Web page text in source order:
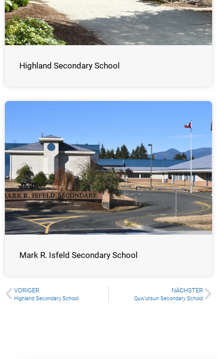
Highland Secondary School
Mark R. Isfeld Secondary School
VORIGER
Highland Secondary School
NÄCHSTER
Quw’utsun Secondary School